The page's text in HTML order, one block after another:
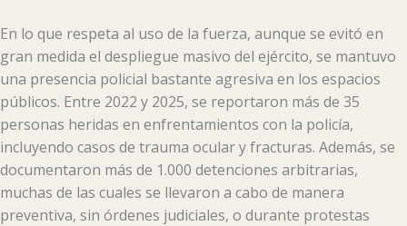
En lo que respeta al uso de la fuerza, aunque se evitó en
gran medida el despliegue masivo del ejército, se mantuvo
una presencia policial bastante agresiva en los espacios
públicos. Entre 2022 y 2025, se reportaron más de 35
personas heridas en enfrentamientos con la policía,
incluyendo casos de trauma ocular y fracturas. Además, se
documentaron más de 1.000 detenciones arbitrarias,
muchas de las cuales se llevaron a cabo de manera
preventiva, sin órdenes judiciales, o durante protestas